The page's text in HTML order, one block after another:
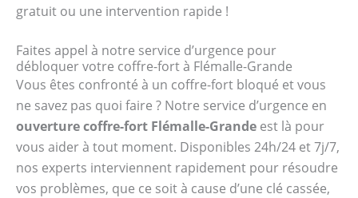
gratuit ou une intervention rapide !
Faites appel à notre service d’urgence pour
débloquer votre coffre-fort à Flémalle-Grande
Vous êtes confronté à un coffre-fort bloqué et vous
ne savez pas quoi faire ? Notre service d’urgence en
ouverture coffre-fort Flémalle-Grande est là pour
vous aider à tout moment. Disponibles 24h/24 et 7j/7,
nos experts interviennent rapidement pour résoudre
vos problèmes, que ce soit à cause d’une clé cassée,